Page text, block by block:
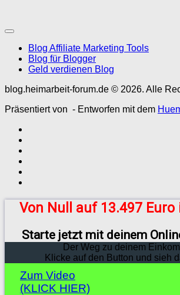
Blog Affiliate Marketing Tools
Blog für Blogger
Geld verdienen Blog
blog.heimarbeit-forum.de © 2026. Alle
Präsentiert von - Entworfen mit dem
Von Null auf 13.497
Starte jetzt mit deinem
Der Weg zu deinem
Klicke auf den Button und sieh
Zum Video
(KLICK HIER)